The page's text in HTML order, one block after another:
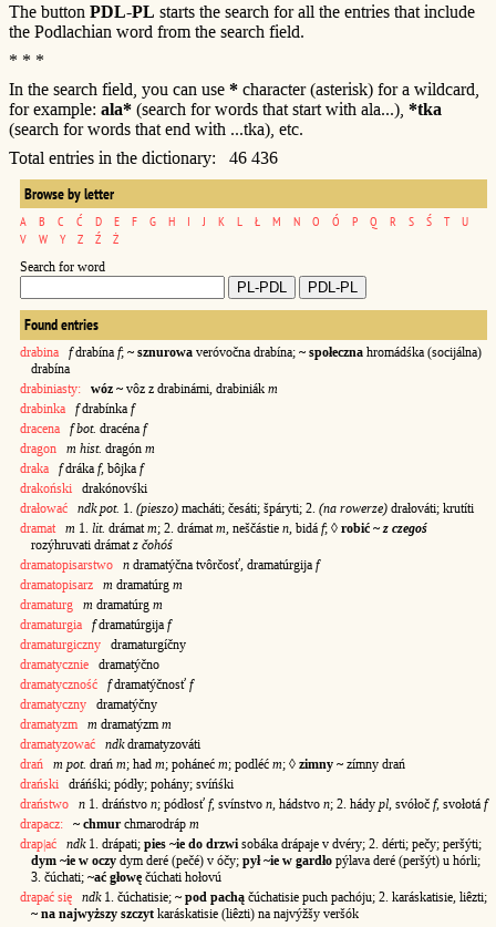
The button PDL-PL starts the search for all the entries that include
the Podlachian word from the search field.
* * *
In the search field, you can use * character (asterisk) for a wildcard,
for example: ala* (search for words that start with ala...), *tka
(search for words that end with ...tka), etc.
Total entries in the dictionary: 46 436
Browse by letter
A B C Ć D E F G H I J K L Ł M N O Ó P Q R S Ś T
U
V
W Y Z Ź Ż
Search for word
Found entries
drabina fdrabína f; ~ sznurowa veróvočna drabína; ~ społeczna hromádśka (socijálna)
drabína
drabiniasty:
wóz ~ vôz z drabinámi, drabiniák m
drabinka
fdrabínka f
dracena
f bot. dracéna f
dragon
m hist. dragón m
draka
fdráka f, bôjka f
drakoński drakónovśki
drałować
ndk pot. 1. (pieszo) macháti; česáti; špáryti; 2. (na rowerze) drałováti; krutíti
dramat
m 1. lit. drámat m; 2. drámat m , neščástie n , bidá f; ◊ robić ~ z czegoś
rozýhruvati drámat z čohóś
dramatopisarstwo
n dramatýčna tvôrčosť, dramatúrgija f
dramatopisarz
m dramatúrg m
dramaturg
m dramatúrg m
dramaturgia
fdramatúrgija f
dramaturgiczny dramaturgíčny
dramatycznie dramatýčno
dramatyczność
fdramatýčnosť f
dramatyczny dramatýčny
dramatyzm
m dramatýzm m
dramatyzować
ndkdramatyzováti
drań
m pot. drań m; had m; poháneć m; podléć m; ◊ zimny ~ zímny drań
drański dráńśki; pódły; pohány; svíńśki
draństwo
n 1. dráństvo n; pódłosť f, svínstvo n , hádstvo n; 2. hády pl , svółoč f, svołotá f
drapacz:
~ chmur chmarodráp m
drap|ać
ndk1. drápati; pies ~ie do drzwi sobáka drápaje v dvéry; 2. dérti; pečy; peršýti;
dym ~ie w oczy dym deré (pečé) v óčy; pył ~ie w gardło pýlava deré (peršýt) u hórli;
3. čúchati; ~ać głowę čúchati hołovú
drapać się
ndk1. čúchatisie; ~ pod pachą čúchatisie puch pachóju; 2. karáskatisie, liêzti;
~ na najwyższy szczyt karáskatisie (liêzti) na najvýžšy veršók